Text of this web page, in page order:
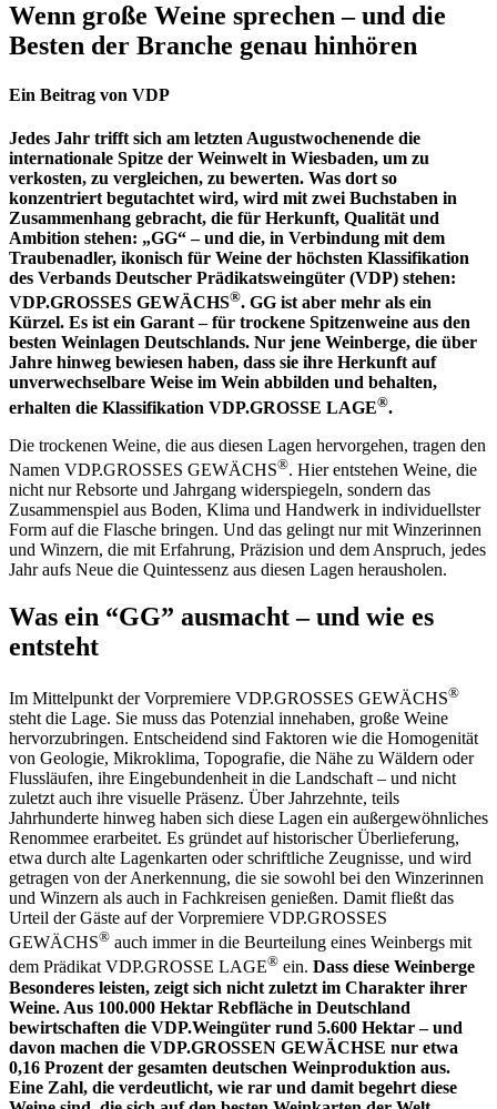
Wenn große Weine sprechen – und die
Besten der Branche genau hinhören
Ein Beitrag von VDP
Jedes Jahr trifft sich am letzten Augustwochenende die
internationale Spitze der Weinwelt in Wiesbaden, um zu
verkosten, zu vergleichen, zu bewerten. Was dort so
konzentriert begutachtet wird, wird mit zwei Buchstaben in
Zusammenhang gebracht, die für Herkunft, Qualität und
Ambition stehen: „GG“ – und die, in Verbindung mit dem
Traubenadler, ikonisch für Weine der höchsten Klassifikation
des Verbands Deutscher Prädikatsweingüter (VDP) stehen:
VDP.GROSSES GEWÄCHS®. GG ist aber mehr als ein
Kürzel. Es ist ein Garant – für trockene Spitzenweine aus den
besten Weinlagen Deutschlands. Nur jene Weinberge, die über
Jahre hinweg bewiesen haben, dass sie ihre Herkunft auf
unverwechselbare Weise im Wein abbilden und behalten,
erhalten die Klassifikation VDP.GROSSE LAGE®.
Die trockenen Weine, die aus diesen Lagen hervorgehen, tragen den
Namen VDP.GROSSES GEWÄCHS®. Hier entstehen Weine, die
nicht nur Rebsorte und Jahrgang widerspiegeln, sondern das
Zusammenspiel aus Boden, Klima und Handwerk in individuellster
Form auf die Flasche bringen. Und das gelingt nur mit Winzerinnen
und Winzern, die mit Erfahrung, Präzision und dem Anspruch, jedes
Jahr aufs Neue die Quintessenz aus diesen Lagen herausholen.
Was ein “GG” ausmacht – und wie es
entsteht
Im Mittelpunkt der Vorpremiere VDP.GROSSES GEWÄCHS®
steht die Lage. Sie muss das Potenzial innehaben, große Weine
hervorzubringen. Entscheidend sind Faktoren wie die Homogenität
von Geologie, Mikroklima, Topografie, die Nähe zu Wäldern oder
Flussläufen, ihre Eingebundenheit in die Landschaft – und nicht
zuletzt auch ihre visuelle Präsenz. Über Jahrzehnte, teils
Jahrhunderte hinweg haben sich diese Lagen ein außergewöhnliches
Renommee erarbeitet. Es gründet auf historischer Überlieferung,
etwa durch alte Lagenkarten oder schriftliche Zeugnisse, und wird
getragen von der Anerkennung, die sie sowohl bei den Winzerinnen
und Winzern als auch in Fachkreisen genießen. Damit fließt das
Urteil der Gäste auf der Vorpremiere VDP.GROSSES
GEWÄCHS® auch immer in die Beurteilung eines Weinbergs mit
dem Prädikat VDP.GROSSE LAGE® ein. Dass diese Weinberge
Besonderes leisten, zeigt sich nicht zuletzt im Charakter ihrer
Weine. Aus 100.000 Hektar Rebfläche in Deutschland
bewirtschaften die VDP.Weingüter rund 5.600 Hektar – und
davon machen die VDP.GROSSEN GEWÄCHSE nur etwa
0,16 Prozent der gesamten deutschen Weinproduktion aus.
Eine Zahl, die verdeutlicht, wie rar und damit begehrt diese